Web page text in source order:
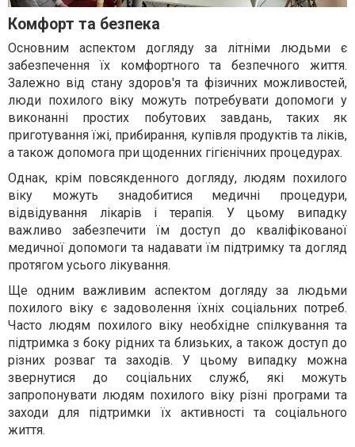
Комфорт та безпека
Основним аспектом догляду за літніми людьми є
забезпечення їх комфортного та безпечного життя.
Залежно від стану здоров'я та фізичних можливостей,
люди похилого віку можуть потребувати допомоги у
виконанні простих побутових завдань, таких як
приготування їжі, прибирання, купівляпродуктів та ліків,
а також допомога при щоденних гігієнічних процедурах.
Однак, крім повсякденного догляду, людям похилого
віку можуть знадобитися медичні процедури,
відвідування лікарів і терапія. У цьому випадку
важливо забезпечити їм доступ до кваліфікованої
медичної допомоги та надавати їм підтримку та догляд
протягом усього лікування.
Ще одним важливим аспектом догляду за людьми
похилого віку є задоволення їхніх соціальних потреб.
Часто людям похилого віку необхідне спілкування та
підтримка з боку рідних та близьких, а також доступ до
різних розваг та заходів. У цьому випадку можна
звернутися до соціальних служб, які можуть
запропонувати людям похилого віку різні програми та
заходи для підтримки їх активності та соціального
життя.